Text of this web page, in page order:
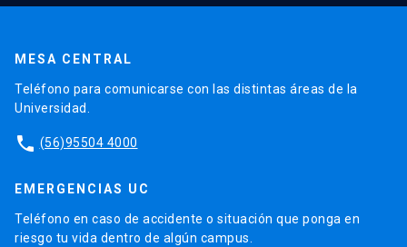
MESA CENTRAL
Teléfono para comunicarse con las distintas áreas de la
Universidad.
phone (56)95504 4000
EMERGENCIAS UC
Teléfono en caso de accidente o situación que ponga en
riesgo tu vida dentro de algún campus.